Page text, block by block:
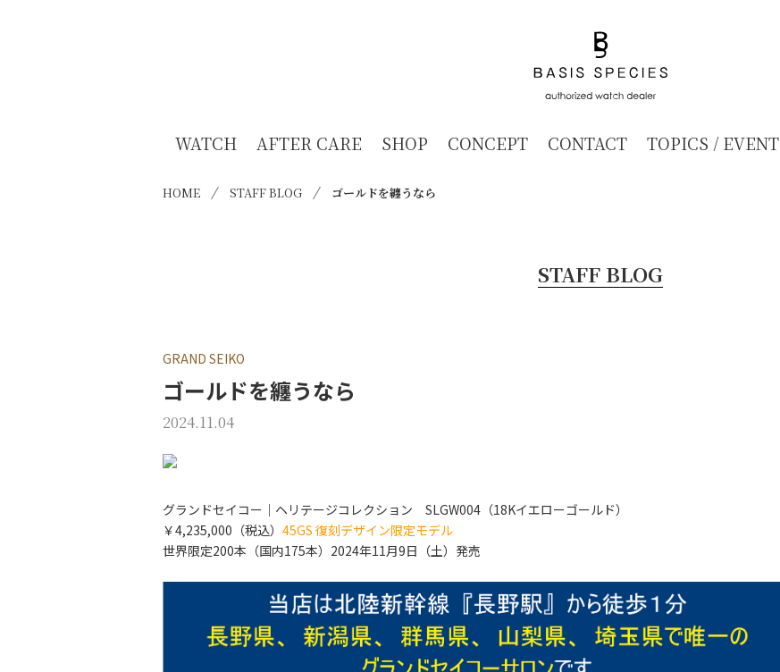
WATCH AFTER CARE SHOP CONCEPT CONTACT TOPICS / EVENT
HOME STAFF BLOG ゴールドを纏うなら
STAFF BLOG
GRAND SEIKO
ゴールドを纏うなら
2024.11.04
グランドセイコー｜ヘリテージコレクション SLGW004（18Kイエローゴールド）
￥4,235,000（税込） 45GS 復刻デザイン限定モデル
世界限定200本（国内175本）2024年11月9日（土）発売